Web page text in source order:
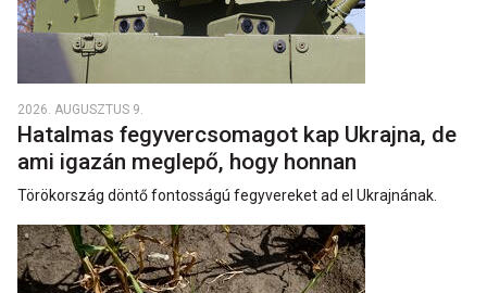
2026. AUGUSZTUS 9.
Hatalmas fegyvercsomagot kap Ukrajna, de
ami igazán meglepő, hogy honnan
Törökország döntő fontosságú fegyvereket ad el Ukrajnának.